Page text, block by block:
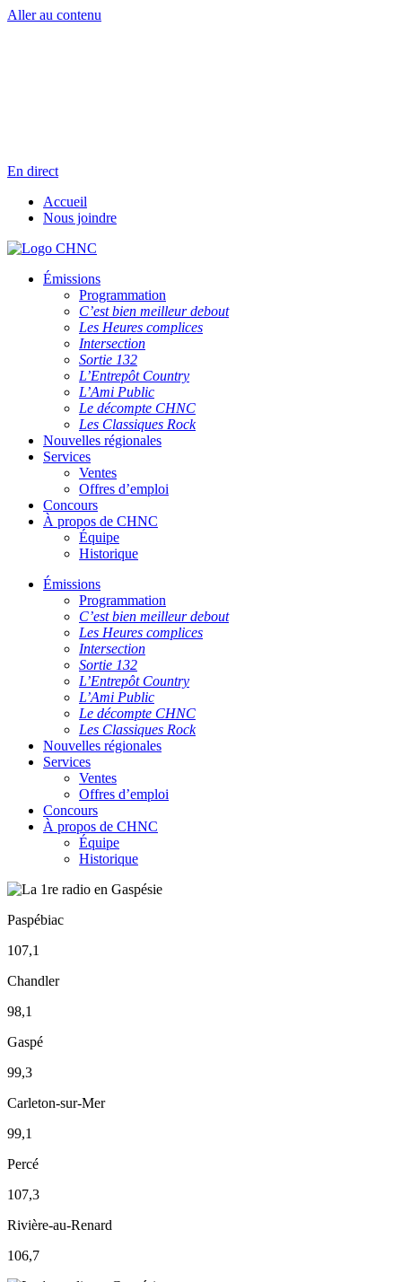
Aller au contenu
En direct
Accueil
Nous joindre
Émissions
Programmation
C’est bien meilleur debout
Les Heures complices
Intersection
Sortie 132
L’Entrepôt Country
L’Ami Public
Le décompte CHNC
Les Classiques Rock
Nouvelles régionales
Services
Ventes
Offres d’emploi
Concours
À propos de CHNC
Équipe
Historique
Émissions
Programmation
C’est bien meilleur debout
Les Heures complices
Intersection
Sortie 132
L’Entrepôt Country
L’Ami Public
Le décompte CHNC
Les Classiques Rock
Nouvelles régionales
Services
Ventes
Offres d’emploi
Concours
À propos de CHNC
Équipe
Historique
Paspébiac
107,1
Chandler
98,1
Gaspé
99,3
Carleton-sur-Mer
99,1
Percé
107,3
Rivière-au-Renard
106,7